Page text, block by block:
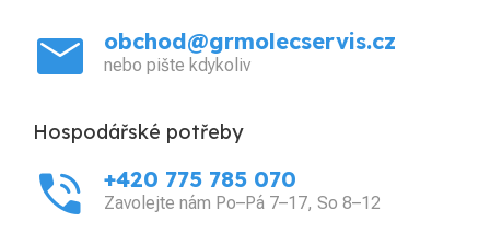
mail obchod@grmolecservis.cz
nebo pište kdykoliv
Hospodářské potřeby
phone_in_talk +420 775 785 070
Zavolejte nám Po–Pá 7–17, So 8–12